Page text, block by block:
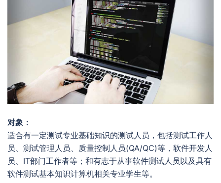
对象：
适合有一定测试专业基础知识的测试人员，包括测试工作人
员、测试管理人员、质量控制人员(QA/QC)等，软件开发人
员、IT部门工作者等；和有志于从事软件测试人员以及具有
软件测试基本知识计算机相关专业学生等。